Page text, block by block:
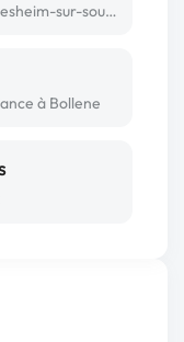
Développeur Full Stack à Griesheim-sur-souffel
à Bollene